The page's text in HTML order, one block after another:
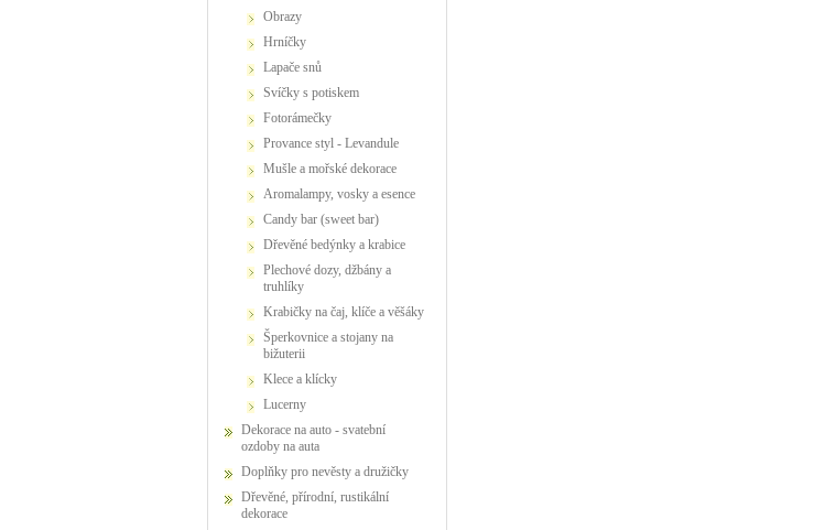
Obrazy
Hrníčky
Lapače snů
Svíčky s potiskem
Fotorámečky
Provance styl - Levandule
Mušle a mořské dekorace
Aromalampy, vosky a esence
Candy bar (sweet bar)
Dřevěné bedýnky a krabice
Plechové dozy, džbány a
truhlíky
Krabičky na čaj, klíče a věšáky
Šperkovnice a stojany na
bižuterii
Klece a klícky
Lucerny
Dekorace na auto - svatební
ozdoby na auta
Doplňky pro nevěsty a družičky
Dřevěné, přírodní, rustikální
dekorace